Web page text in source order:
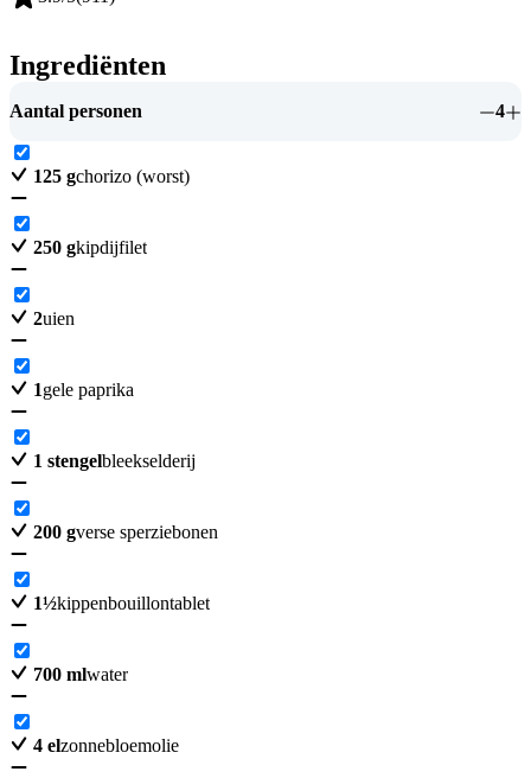
Ingrediënten
Aantal personen 4
125 gchorizo (worst)
250 gkipdijfilet
2uien
1gele paprika
1 stengelbleekselderij
200 gverse sperziebonen
1½kippenbouillontablet
700 mlwater
4 elzonnebloemolie